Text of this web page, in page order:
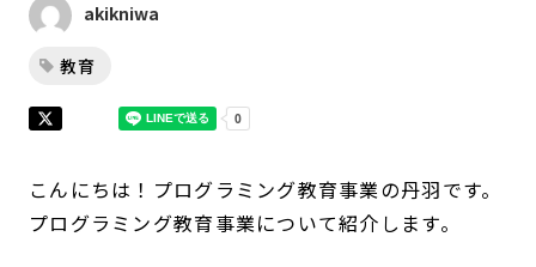
採用情報
お問い合わせ
お問い合わせ
akikniwa
教育
こんにちは！プログラミング教育事業の丹羽です。
プログラミング教育事業について紹介します。